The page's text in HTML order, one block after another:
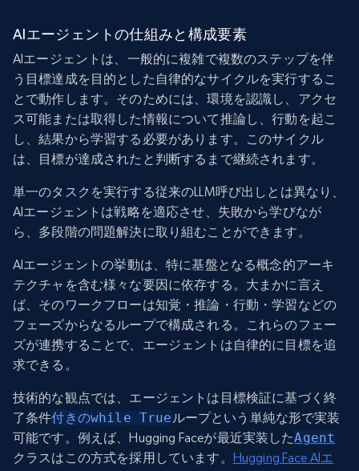
AIエージェントの仕組みと構成要素
AIエージェントは、一般的に複雑で複数のステップを伴
う目標達成を目的とした自律的なサイクルを実行するこ
とで動作します。そのためには、環境を認識し、アクセ
ス可能または取得した情報について推論し、行動を起こ
し、結果から学習する必要があります。このサイクル
は、目標が達成されたと判断するまで継続されます。
単一のタスクを実行する従来のLLM呼び出しとは異なり、
AIエージェントは戦略を適応させ、失敗から学びなが
ら、多段階の問題解決に取り組むことができます。
AIエージェントの挙動は、特に基盤となる概念的アーキ
テクチャを含む様々な要因に依存する。大まかに言え
ば、そのワークフローは知覚・推論・行動・学習などの
フェーズからなるループで構成される。これらのフェー
ズが連携することで、エージェントは自律的に目標を追
求できる。
技術的な観点では、エージェントは目標検証に基づく終
了条件付きのwhile Trueループという単純な形で実装
可能です。例えば、Hugging Faceが最近実装したAgent
クラスはこの方式を採用しています。
Hugging Face AIエ